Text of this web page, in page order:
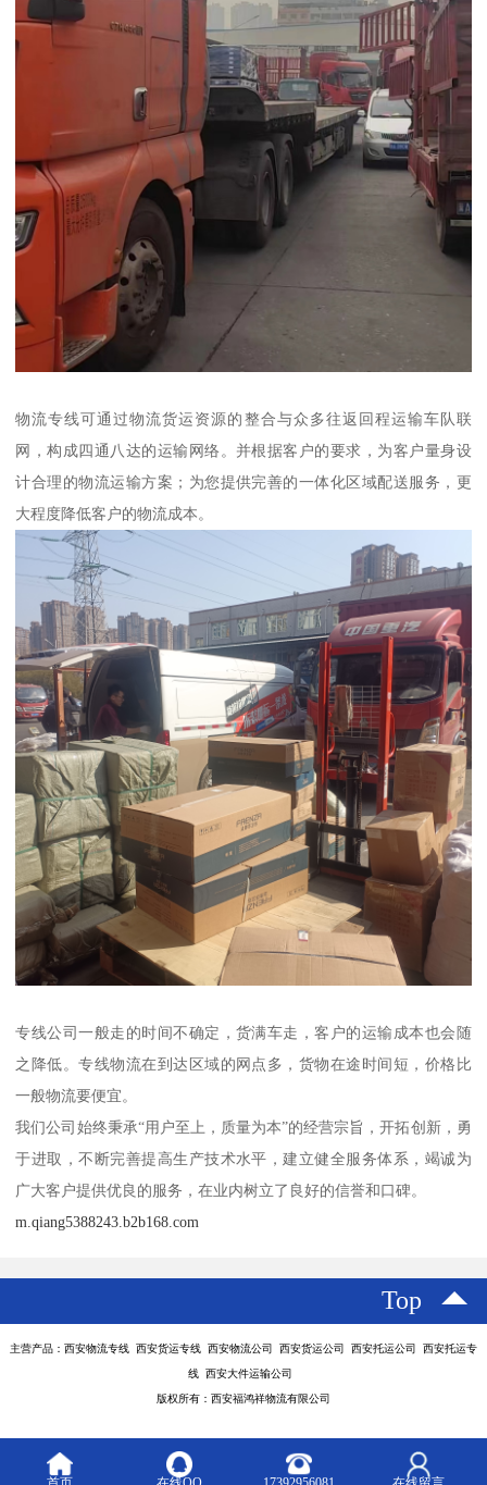
物流专线可通过物流货运资源的整合与众多往返回程运输车队联
网，构成四通八达的运输网络。并根据客户的要求，为客户量身设
计合理的物流运输方案；为您提供完善的一体化区域配送服务，更
大程度降低客户的物流成本。
专线公司一般走的时间不确定，货满车走，客户的运输成本也会随
之降低。专线物流在到达区域的网点多，货物在途时间短，价格比
一般物流要便宜。
我们公司始终秉承“用户至上，质量为本”的经营宗旨，开拓创新，勇
于进取，不断完善提高生产技术水平，建立健全服务体系，竭诚为
广大客户提供优良的服务，在业内树立了良好的信誉和口碑。
m.qiang5388243.b2b168.com
Top
主营产品：西安物流专线 西安货运专线 西安物流公司 西安货运公司 西安托运公司 西安托运专
线 西安大件运输公司
版权所有：西安福鸿祥物流有限公司